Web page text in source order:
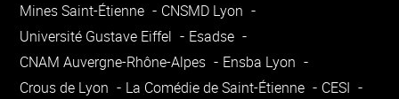
Mines Saint-Étienne
CNSMD Lyon
Université Gustave Eiffel
Esadse
CNAM Auvergne-Rhône-Alpes
Ensba Lyon
Crous de Lyon
La Comédie de Saint-Étienne
CESI